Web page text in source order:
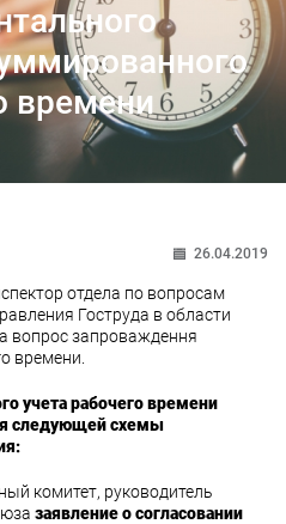
времени
26.04.2019
отдела по вопросам
Гоструда в области
вопрос запроваждення
времени.
учета рабочего времени
следующей схемы
комитет, руководитель
заявление о согласовании